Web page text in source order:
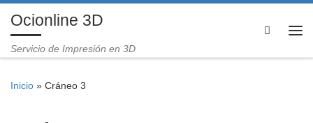
Saltar al contenido
Ocionline 3D
Servicio de Impresión en 3D
Search
Inicio » Cráneo 3